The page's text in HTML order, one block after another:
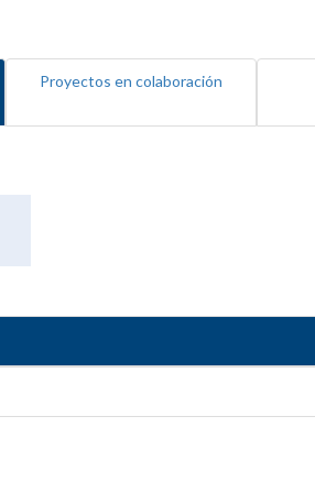
Proyectos en colaboración